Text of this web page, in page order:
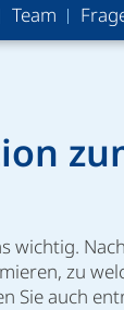
Team
wichtig.
zu
auch